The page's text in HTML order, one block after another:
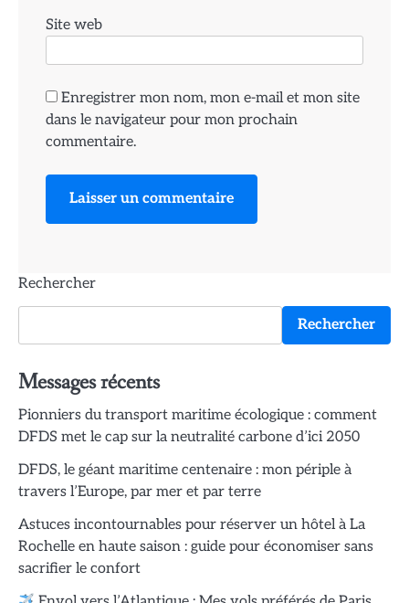
Site web
Enregistrer mon nom, mon e-mail et mon site
dans le navigateur pour mon prochain
commentaire.
Rechercher
Rechercher
Messages récents
Pionniers du transport maritime écologique : comment
DFDS met le cap sur la neutralité carbone d’ici 2050
DFDS, le géant maritime centenaire : mon périple à
travers l’Europe, par mer et par terre
Astuces incontournables pour réserver un hôtel à La
Rochelle en haute saison : guide pour économiser sans
sacrifier le confort